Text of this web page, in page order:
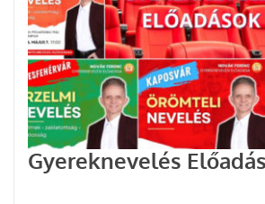
Gyereknevelés